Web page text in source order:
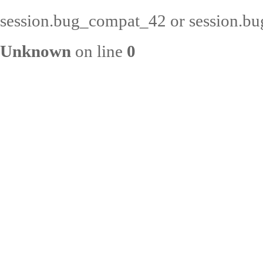
session.bug_compat_42 or
Unknown on line 0